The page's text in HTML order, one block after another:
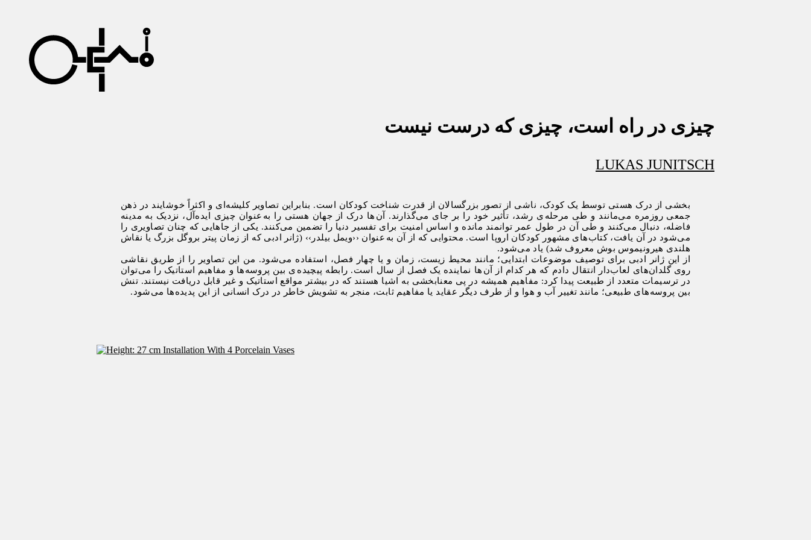
چیزی در راه است، چیزی که درست نیست
LUKAS JUNITSCH
بخشی از درک هستی توسط یک کودک، ناشی از تصور بزرگسالان از قدرت شناخت کودکان است. بنابراین تصاویر کلیشه‌ای و اکثراً خوشایند در ذهن
جمعی روزمره می‌مانند و طی مرحله ی رشد، تأثیر خود را بر جای می‌گذارند. آن ها درک از جهان هستی را به عنوان چیزی ایده‌آل، نزدیک به مدینه
فاضله، دنبال می‌کنند و طی آن در طول عمر توانمند مانده و اساس امنیت برای تفسیر دنیا را تضمین می‌کنند. یکی از جاهایی که چنان تصاویری را
می‌شود در آن یافت، کتاب‌های مشهور کودکان اروپا است. محتوایی که از آن به عنوان ‹‌‹ویمل بیلدر›› (ژانر ادبی که از زمان پیتر بروگل بزرگ یا نقاش
هلندی هیرونیموس بوش معروف شد) یاد می‌شود.
از این ژانر ادبی برای توصیف موضوعات ابتدایی؛ مانند محیط زیست، زمان و یا چهار فصل، استفاده می‌شود. من این تصاویر را از طریق نقاشی
روی گلدان‌های لعاب‌دار انتقال دادم که هر کدام از آن ها نماینده یک فصل از سال است. رابطه پیچیده ی بین پروسه‌ها و مفاهیم استاتیک را می‌توان
در ترسیمات متعدد از طبیعت پیدا کرد: مفاهیم همیشه در پی معنابخشی به اشیا هستند که در بیشتر مواقع استاتیک و غیر قابل دریافت نیستند. تنش
بین پروسه‌های طبیعی؛ مانند تغییر آب و هوا و از طرف دیگر عقاید یا مفاهیم ثابت، منجر به تشویش خاطر در درک انسانی از این پدیده‌ها می‌شود.